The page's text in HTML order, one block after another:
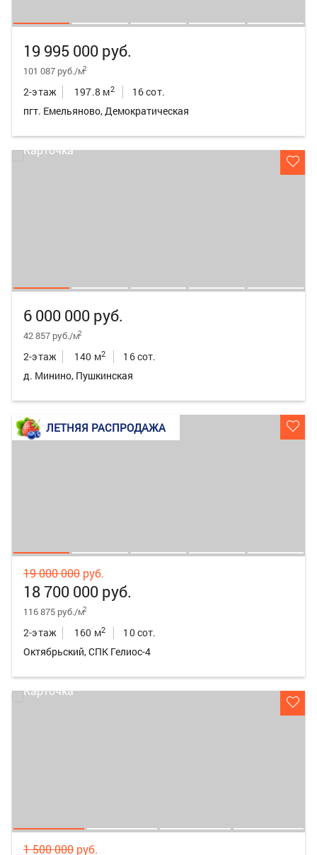
19 995 000 руб.
101 087 руб./м2
2-этаж 197.8 м2
16 сот.
пгт. Емельяново, Демократическая
6 000 000 руб.
42 857 руб./м2
2-этаж 140 м2
16 сот.
д. Минино, Пушкинская
ЛЕТНЯЯ РАСПРОДАЖА
19 000 000 руб.
18 700 000 руб.
116 875 руб./м2
2-этаж 160 м2
10 сот.
Октябрьский, СПК Гелиос-4
1 500 000 руб.